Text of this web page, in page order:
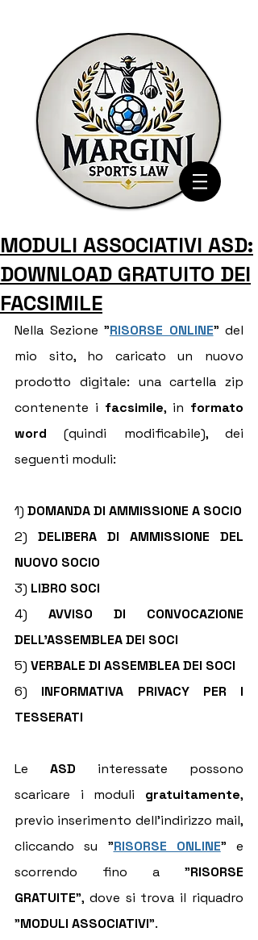
MODULI ASSOCIATIVI ASD:
DOWNLOAD GRATUITO DEI
FACSIMILE
Nella Sezione "RISORSE ONLINE" del
mio sito, ho caricato un nuovo
prodotto digitale: una cartella zip
contenente i facsimile, in formato
word (quindi modificabile), dei
seguenti moduli:
1) DOMANDA DI AMMISSIONE A SOCIO
2) DELIBERA DI AMMISSIONE DEL
NUOVO SOCIO
3) LIBRO SOCI
4) AVVISO DI CONVOCAZIONE
DELL'ASSEMBLEA DEI SOCI
5) VERBALE DI ASSEMBLEA DEI SOCI
6) INFORMATIVA PRIVACY PER I
TESSERATI
Le ASD interessate possono
scaricare i moduli gratuitamente,
previo inserimento dell'indirizzo mail,
cliccando su "RISORSE ONLINE" e
scorrendo fino a "RISORSE
GRATUITE", dove si trova il riquadro
"MODULI ASSOCIATIVI".